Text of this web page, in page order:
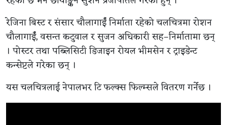
रेजिना बिस्ट र संसार चौलागाईँ निर्माता रहेको चलचित्रमा रोशन
चौलागाईँ, वसन्त कटुवाल र सुजन अधिकारी सह–निर्मातामा छन्
। पोस्टर तथा पब्लिसिटी डिजाइन रोयल भीमसेन र ट्राइडेन्ट
कन्सेप्टले गरेका छन् ।
यस चलचित्रलाई नेपालभर टि फल्क्स फिल्म्सले वितरण गर्नेछ ।